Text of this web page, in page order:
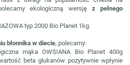
ekologiczną wersję z pełnego
typ 2000 Bio Planet 1kg.
błonnika w diecie, polecamy:
mąka OWSIANA Bio Planet 400g
beta glukanów pozytywnie wpłynie